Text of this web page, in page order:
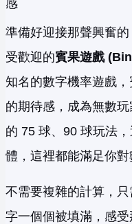
感
準備好迎接那聲興奮
受歡迎的賓果遊戲
知名的數字機率遊戲
的期待感，成為無數
的 75 球、90 球玩法
體，這裡都能滿足你對
不需要複雜的計算，
字一個個被填滿，感